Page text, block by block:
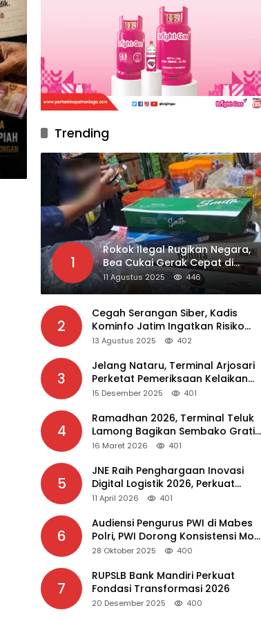
Trending
1
Rokok Ilegal Rugikan Negara,
Bea Cukai Gerak Cepat di
Giripurno
11 Agustus 2025 446
2
Cegah Serangan Siber, Kadis
Kominfo Jatim Ingatkan Risiko
Malware dari Aplikasi Bajakan
13 Agustus 2025 402
3
Jelang Nataru, Terminal Arjosari
Perketat Pemeriksaan Kelaikan
Bus
15 Desember 2025 401
4
Ramadhan 2026, Terminal Teluk
Lamong Bagikan Sembako Gratis
dan Takjil untuk Masyarakat
16 Maret 2026 401
5
JNE Raih Penghargaan Inovasi
Digital Logistik 2026, Perkuat
Transformasi Layanan
11 April 2026 401
6
Audiensi Pengurus PWI di Mabes
Polri, PWI Dorong Konsistensi MoU
Dewan Pers – Polri
28 Oktober 2025 400
7
RUPSLB Bank Mandiri Perkuat
Fondasi Transformasi 2026
20 Desember 2025 400